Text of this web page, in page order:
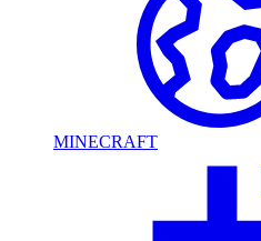
MINECRAFT